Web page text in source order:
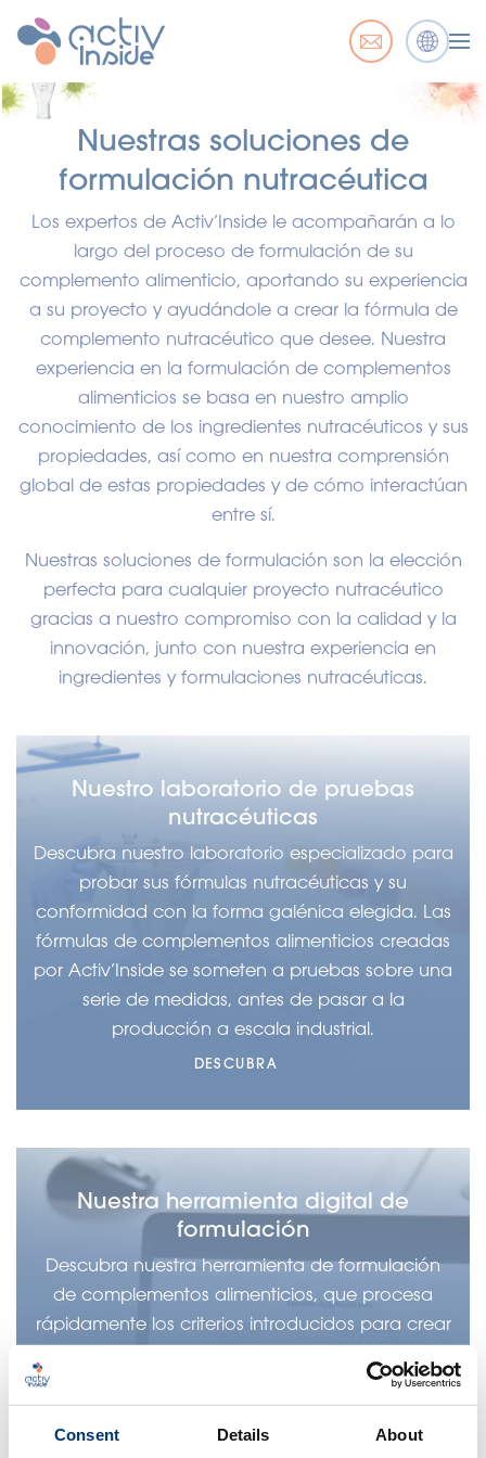
Consent Details About
Nuestras soluciones de
formulación nutracéutica
Los expertos de Activ’Inside le acompañarán a lo
largo del proceso de formulación de su
complemento alimenticio, aportando su experiencia
a su proyecto y ayudándole a crear la fórmula de
complemento nutracéutico que desee. Nuestra
experiencia en la formulación de complementos
alimenticios se basa en nuestro amplio
conocimiento de los ingredientes nutracéuticos y sus
propiedades, así como en nuestra comprensión
global de estas propiedades y de cómo interactúan
entre sí.
Nuestras soluciones de formulación son la elección
perfecta para cualquier proyecto nutracéutico
gracias a nuestro compromiso con la calidad y la
innovación, junto con nuestra experiencia en
ingredientes y formulaciones nutracéuticas.
Nuestro laboratorio de pruebas
nutracéuticas
Descubra nuestro laboratorio especializado para
probar sus fórmulas nutracéuticas y su
conformidad con la forma galénica elegida. Las
fórmulas de complementos alimenticios creadas
por Activ’Inside se someten a pruebas sobre una
serie de medidas, antes de pasar a la
producción a escala industrial.
DESCUBRA
Nuestra herramienta digital de
formulación
Descubra nuestra herramienta de formulación
de complementos alimenticios, que procesa
rápidamente los criterios introducidos para crear
sólo 20 minutos. Este proceso tiene en cuenta
factores como los ingredientes, la dosis, la salud
alegaciones y la evidencia científica para la